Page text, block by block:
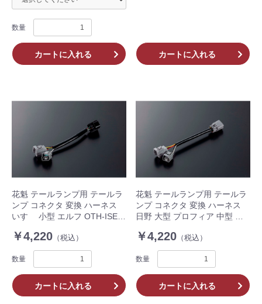
数量
カートに入れる カートに入れる
花魁 テールランプ用 テールラ
ンプ コネクタ 変換 ハーネス
いすゞ 小型 エルフ OTH-ISE-S
￥4,220 （税込）
数量
カートに入れる
花魁 テールランプ用 テールラ
ンプ コネクタ 変換 ハーネス
日野 大型 プロフィア 中型 レ
ド OTH-HLT-ML 左右 2個入 ト
ラック
￥4,220 （税込）
数量
カートに入れる